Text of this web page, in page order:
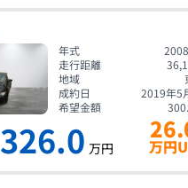
年式
走行距離
地域
成約日
2019年5
希望金額
326.0 万円 万円